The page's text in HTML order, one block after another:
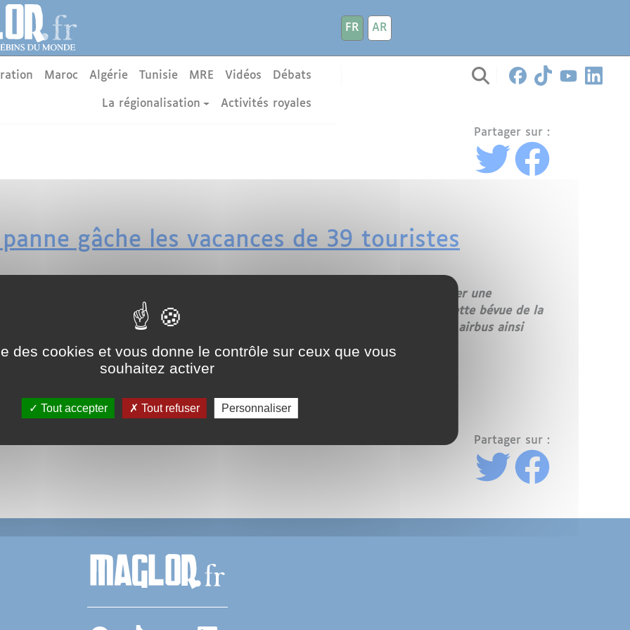
FR
AR
Maroc Algérie Tunisie MRE Vidéos Débats
La régionalisation Activités royales
Partager sur :
gâche les vacances de 39 touristes
bien et en mal. Le côté négatif c'est l'avion en panne qui n'a pas pu transporter une
Alors que le pays se relève d'un déficit touristique lié aux attentats passés, cette bévue de la
de la compagnie reconnaît le manque d'avions et annonce l'achat de nouveaux airbus ainsi
York.
gâche les vacances de 39 touristes français !
Partager sur :
des cookies et vous donne le contrôle sur ceux que vous
souhaitez activer
Tout accepter Tout refuser Personnaliser